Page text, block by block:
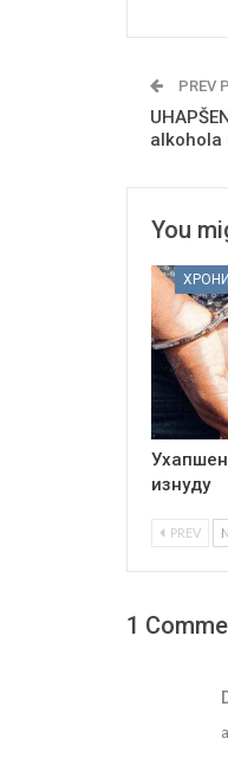
PREV
alkohola
You
изнуду
PREV
1